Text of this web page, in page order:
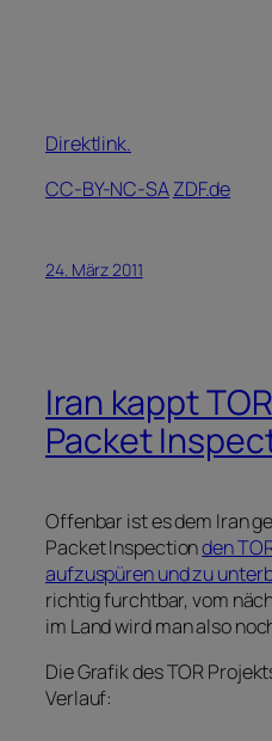
Direktlink.
CC-BY-NC-SAZDF.de
24. März 2011
Iran kappt
Packet
Offenbar ist es dem Iran
Packet Inspectionden
aufzuspüren und zu
richtig furchtbar, vom
im Land wird man also
Die Grafik des TOR
Verlauf: